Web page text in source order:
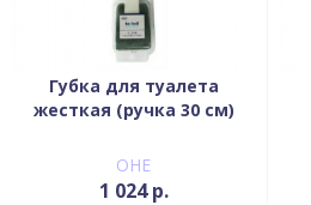
Губка для туалета
жесткая (ручка 30 см)
OHE
1 024 р.